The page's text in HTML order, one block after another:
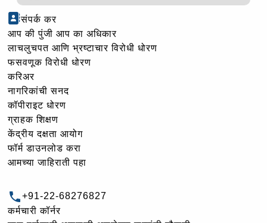
संपर्क कर
आप की पुंजी आप का अधिकार
लाचलुचपत आणि भ्रष्टाचार विरोधी धोरण
फसवणूक विरोधी धोरण
करिअर
नागरिकांची सनद
कॉपीराइट धोरण
ग्राहक शिक्षण
केंद्रीय दक्षता आयोग
फॉर्म डाउनलोड करा
आमच्या जाहिराती पहा
+91-22-68276827
कर्मचारी कॉर्नर